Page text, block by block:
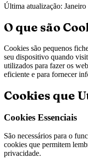
Última atualização: Janeiro
O que são
Cookies são pequenos
seu dispositivo quando
utilizados para fazer os
eficiente e para fornecer
Cookies que
Cookies Essenciais
São necessários para o
cookies que permitem
privacidade.